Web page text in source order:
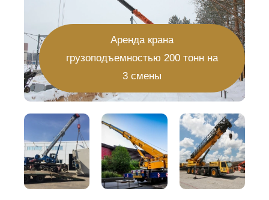
Аренда крана
грузоподъемностью 200 тонн на
3 смены